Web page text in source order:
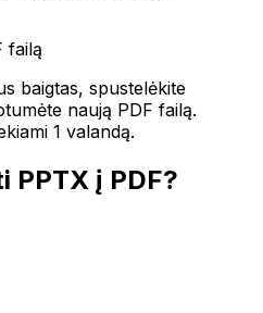
failą
baigtas, spustelėkite
naują PDF failą.
1 valandą.
PPTX į PDF?